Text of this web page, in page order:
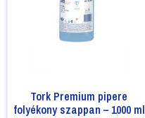
Tork Premium pipere
folyékony szappan – 1000 ml